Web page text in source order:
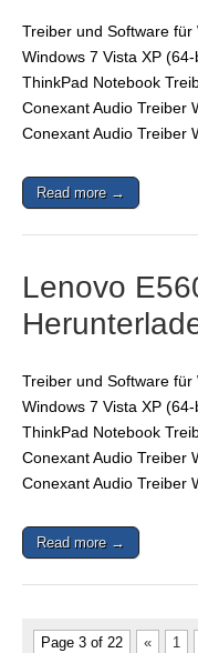
Treiber und Software für
Windows 7 Vista XP
ThinkPad Notebook
Conexant Audio Treiber
Conexant Audio Treiber
Read more →
Lenovo
Treiber und Software für
Windows 7 Vista XP
ThinkPad Notebook
Conexant Audio Treiber
Conexant Audio Treiber
Read more →
Page 3 of 22 « 1